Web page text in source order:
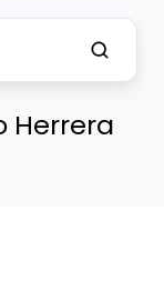
Herrera